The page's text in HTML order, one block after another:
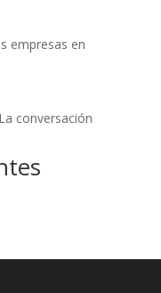
empresas en
conversación